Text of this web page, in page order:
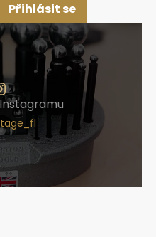
Přihlásit se